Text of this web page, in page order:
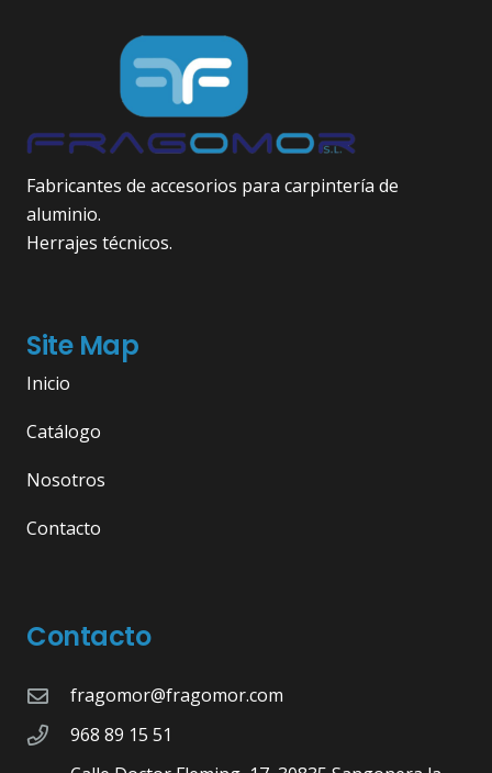
Fabricantes de accesorios para carpintería de
aluminio.
Herrajes técnicos.
Site Map
Inicio
Catálogo
Nosotros
Contacto
Contacto
fragomor@fragomor.com
968 89 15 51